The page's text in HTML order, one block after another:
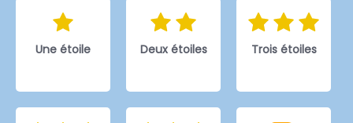
Une étoile Deux étoiles Trois étoiles